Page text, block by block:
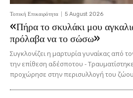
Τοπική Επικαιρότητα 5 August 2026
«Πήρα το σκυλάκι μου
πρόλαβα να το σώσω»
Συγκλονίζει η μαρτυρία γυναίκας από
την επίθεση αδέσποτου -
προχώρησε στην περισυλλογή του ζώου